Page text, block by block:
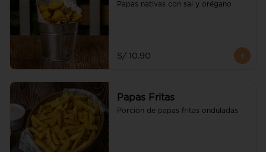
Papas nativas con sal y orégano
S/ 10.90
Papas Fritas
Porción de papas fritas onduladas